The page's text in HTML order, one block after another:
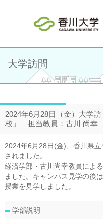
大学訪問
2024年6月28日（金）大学
校」 担当教員：古川 尚幸
2024年6月28日(金)、香川県
されました。
経済学部・古川尚幸教員によ
ました。キャンパス見学の後
授業を見学しました。
学部説明